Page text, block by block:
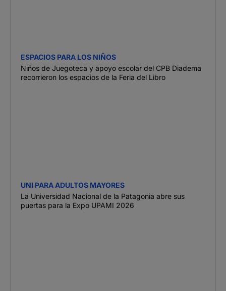
ESPACIOS PARA LOS NIÑOS
Niños de Juegoteca y apoyo escolar del CPB Diadema
recorrieron los espacios de la Feria del Libro
UNI PARA ADULTOS MAYORES
La Universidad Nacional de la Patagonia abre sus
puertas para la Expo UPAMI 2026